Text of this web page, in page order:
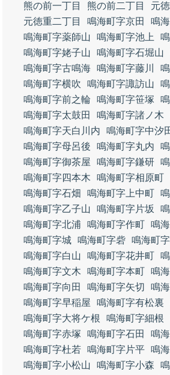
熊の前一丁目
熊の前二丁目
元
元徳重二丁目
鳴海町字京田
鳴
鳴海町字薬師山
鳴海町字池上
鳴海町字姥子山
鳴海町字石堀山
鳴海町字古鳴海 鳴海町字藤川
鳴海町字横吹
鳴海町字諏訪山
鳴海町字前之輪
鳴海町字笹塚
鳴海町字太鼓田
鳴海町字諸ノ木
鳴海町字天白川内
鳴海町字中汐
鳴海町字母呂後
鳴海町字丸内
鳴海町字御茶屋
鳴海町字鎌研
鳴海町字四本木
鳴海町字相原町
鳴海町字石畑
鳴海町字上中町
鳴海町字乙子山
鳴海町字片坂
鳴海町字北浦
鳴海町字作町 鳴
鳴海町字城 鳴海町字砦 鳴海町
鳴海町字白山
鳴海町字花井町
鳴海町字文木
鳴海町字本町 鳴
鳴海町字向田
鳴海町字矢切
鳴
鳴海町字早稲屋
鳴海町字有松裏
鳴海町字大将ケ根
鳴海町字細根
鳴海町字赤塚
鳴海町字石田
鳴
鳴海町字杜若 鳴海町字片平 鳴
鳴海町字小松山
鳴海町字小森